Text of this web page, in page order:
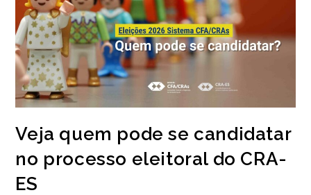
Veja quem pode se candidatar
no processo eleitoral do CRA-
ES